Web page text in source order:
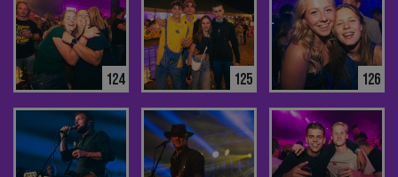
124 125 126